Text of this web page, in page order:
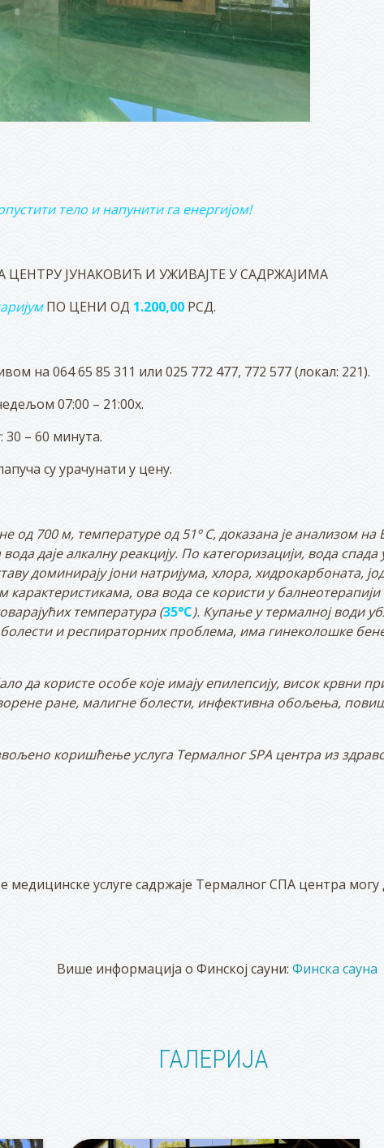
тело и напунити га енергијом!
ЦЕНТРУ ЈУНАКОВИЋ И УЖИВАЈТЕ У САДРЖАЈИМА
ПО ЦЕНИ ОД 1.200,00 РСД.
на 064 65 85 311 или 025 772 477, 772 577 (локал: 221).
07:00 – 21:00х.
– 60 минута.
су урачунати у цену.
од 700 м, температуре од 51ºC, доказана је анализом
даје алкалну реакцију. По категоризацији, вода
доминирају јони натријума, хлора, хидрокарбоната,
карактеристикама, ова вода се користи у
температура (35°C). Купање у термалној води
и респираторних проблема, има гинеколошке
да користе особе које имају епилепсију, висок крвни
ране, малигне болести, инфективна обољења,
коришћење услуга ТермалногSPA центра из
медицинске услуге садржаје Термалног СПА центра
Више информација о Финској сауни: Финска сауна
ГАЛЕРИЈА